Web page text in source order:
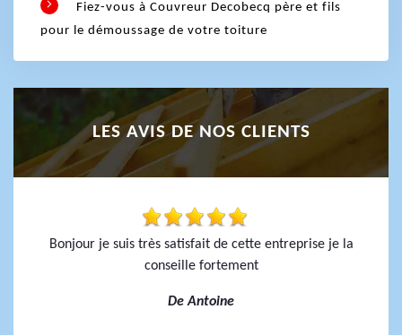
Fiez-vous à Couvreur Decobecq père et fils
pour le démoussage de votre toiture
LES AVIS DE NOS CLIENTS
Bonjour je suis très satisfait de cette entreprise je la
conseille fortement
De Antoine